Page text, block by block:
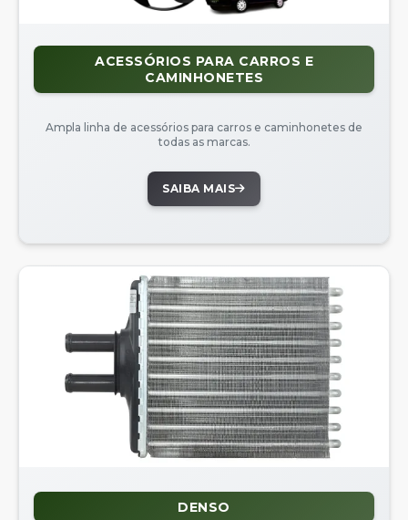
ACESSÓRIOS PARA CARROS E
CAMINHONETES
Ampla linha de acessórios para carros e caminhonetes de
todas as marcas.
SAIBA MAIS
DENSO